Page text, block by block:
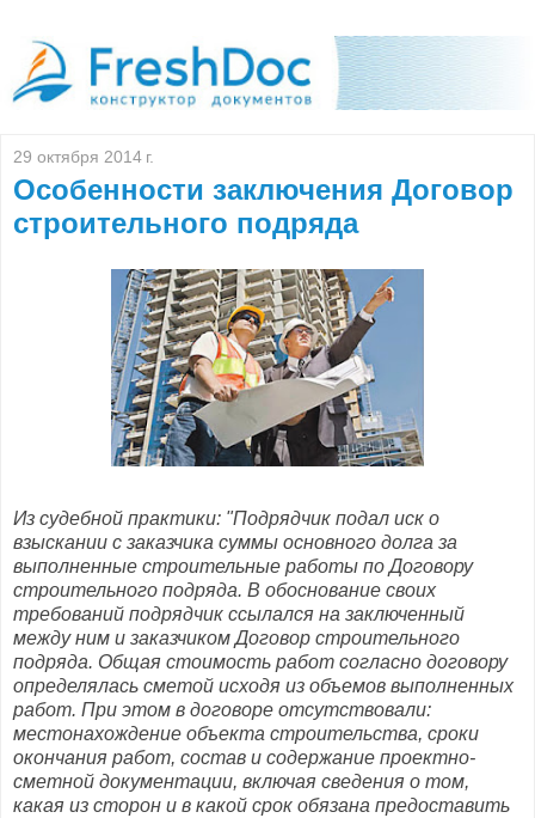
29 октября 2014 г.
Особенности заключения Договор
строительного подряда
Из судебной практики: "Подрядчик подал иск о
взыскании с заказчика суммы основного долга за
выполненные строительные работы по Договору
строительного подряда. В обоснование своих
требований подрядчик ссылался на заключенный
между ним и заказчиком Договор строительного
подряда. Общая стоимость работ согласно договору
определялась сметой исходя из объемов выполненных
работ. При этом в договоре отсутствовали:
местонахождение объекта строительства, сроки
окончания работ, состав и содержание проектно-
сметной документации, включая сведения о том,
какая из сторон и в какой срок обязана предоставить